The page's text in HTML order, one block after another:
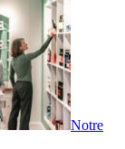
Notre